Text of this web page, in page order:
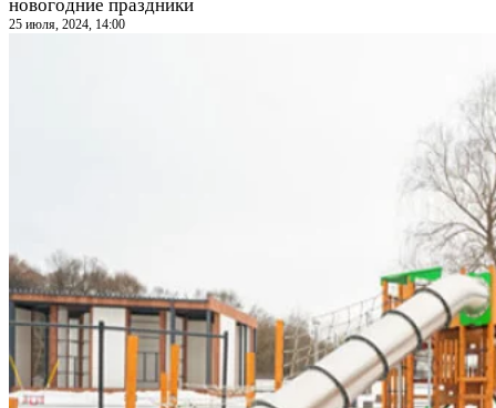
новогодние праздники
25 июля, 2024, 14:00